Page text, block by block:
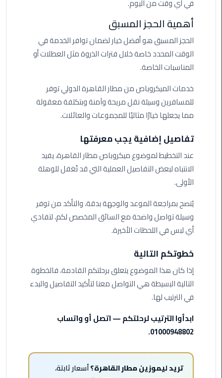
بالسائق
ليموزين
مطار
العلمين
الجديدة
ليموزين
الاسكندريه
السويس
تاكسي
المطار
ليموزين
الاسكندريه
الشيخ
تاكسي
القاهرة
الاسكندريه
في أي وقت من اليوم.
أهمية الحجز المسبق
الحجز المسبق هو أفضل خيار لضمان توافر الخدمة في
الوقت المحدد خاصة خلال فترات الذروة مثل العطلات أو
المناسبات الخاصة.
خدمات الميكروباص من مطار القاهرة الدولي توفر
للمسافرين وسيلة نقل مريحة وآمنة وبتكلفة معقولة
مما يجعلها خيارًا مثاليًا للمجموعات والعائلات.
تفاصيل إضافية يجب معرفتها
عند التخطيط لموضوع ميكروباص مطار القاهرة، يفيد
الانتباه لبعض التفاصيل العملية التي قد تُغفل للوهلة
الأولى.
يُنصح بمراجعة الموعد والوجهة بدقة، والتأكد من توفر
وسيلة تواصل واضحة مع السائق المخصص لكم، لتفادي
أي لبس في اللحظات الأخيرة.
خطوتكم التالية
إذا كان هذا الموضوع يتعلق برحلتكم القادمة، فالخطوة
التالية البسيطة هي التواصل معنا لتأكيد التفاصيل والبدء
في الترتيب لها.
ابدأوا الترتيب لرحلتكم — اتصل أو واتساب
01000948802.
تريد ليموزين مطار القاهرة؟أسعار ثابتة،